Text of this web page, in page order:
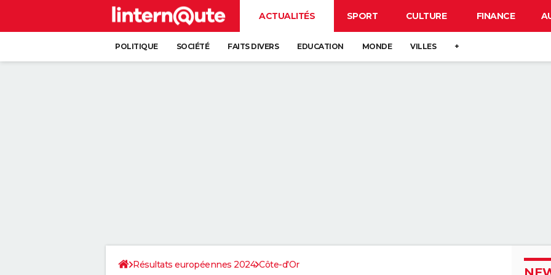
ACTUALITÉS SPORT CULTURE FINANCE
POLITIQUE SOCIÉTÉ FAITS DIVERS EDUCATION MONDE VILLES +
Résultats européennes 2024 Côte-d'Or